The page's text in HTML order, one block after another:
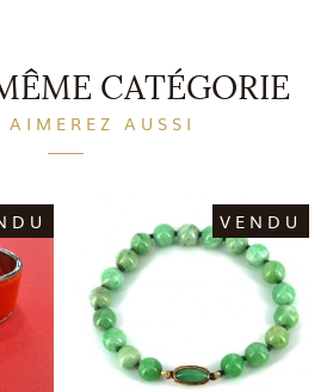
CATÉGORIE
AIMEREZ AUSSI
VENDU